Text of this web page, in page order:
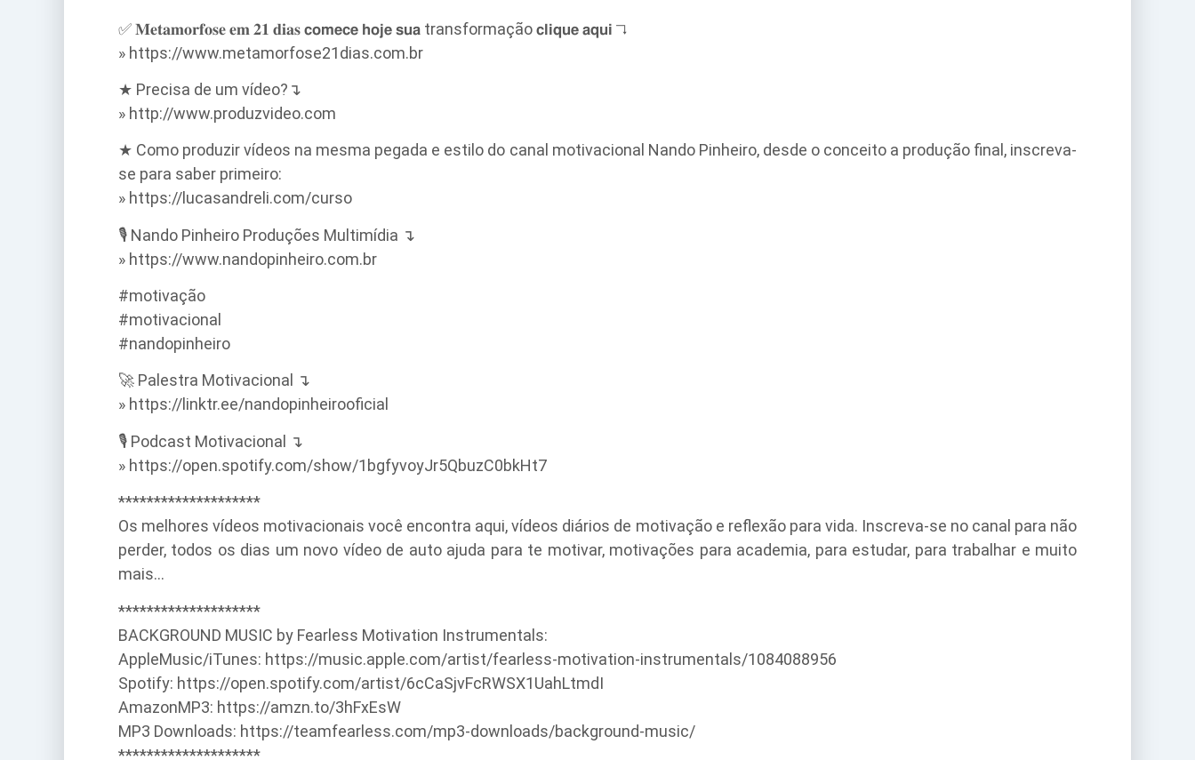
✅ 𝐌𝐞𝐭𝐚𝐦𝐨𝐫𝐟𝐨𝐬𝐞 𝐞𝐦 𝟐𝟏 𝐝𝐢𝐚𝐬 𝗰𝗼𝗺𝗲𝗰𝗲 𝗵𝗼𝗷𝗲 𝘀𝘂𝗮 transformação 𝗰𝗹𝗶𝗾𝘂𝗲 𝗮𝗾𝘂𝗶 ↴
» https://www.metamorfose21dias.com.br
★ Precisa de um vídeo?↴
» http://www.produzvideo.com
★ Como produzir vídeos na mesma pegada e estilo do canal motivacional Nando Pinheiro, desde o conceito a produção final, inscreva-
se para saber primeiro:
» https://lucasandreli.com/curso
🎙️ Nando Pinheiro Produções Multimídia ↴
» https://www.nandopinheiro.com.br
#motivação
#motivacional
#nandopinheiro
🚀 Palestra Motivacional ↴
» https://linktr.ee/nandopinheirooficial
🎙️ Podcast Motivacional ↴
» https://open.spotify.com/show/1bgfyvoyJr5QbuzC0bkHt7
********************
Os melhores vídeos motivacionais você encontra aqui, vídeos diários de motivação e reflexão para vida. Inscreva-se no canal para não
perder, todos os dias um novo vídeo de auto ajuda para te motivar, motivações para academia, para estudar, para trabalhar e muito
mais…
********************
BACKGROUND MUSIC by Fearless Motivation Instrumentals:
AppleMusic/iTunes: https://music.apple.com/artist/fearless-motivation-instrumentals/1084088956
Spotify: https://open.spotify.com/artist/6cCaSjvFcRWSX1UahLtmdI
AmazonMP3: https://amzn.to/3hFxEsW
MP3 Downloads: https://teamfearless.com/mp3-downloads/background-music/
********************